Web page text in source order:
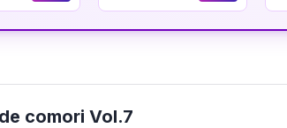
comori Vol.7